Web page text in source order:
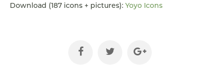
Download (187 icons + pictures): Yoyo Icons